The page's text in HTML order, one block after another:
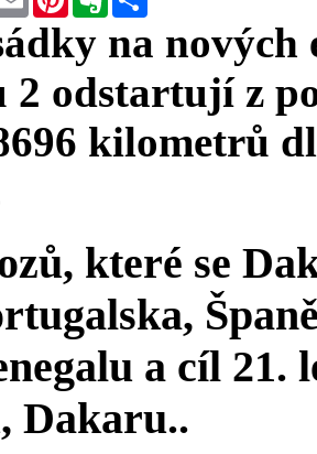
na nových
2 odstartují z
kilometrů
které se
a cíl 21.
Dakaru..